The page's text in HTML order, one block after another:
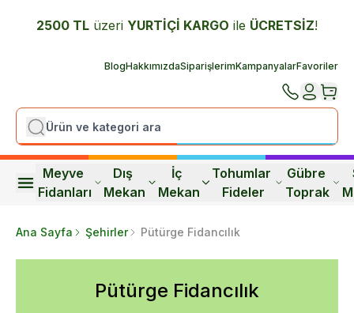
2500 TL üzeri YURTİÇİ KARGO ile ÜCRETSİZ!
BlogHakkımızdaSiparişlerimKampanyalarFavoriler
Meyve
Fidanları
Dış
Mekan
İç
Mekan
Tohumlar
Fideler
Gübre
Toprak
Ana Sayfa Şehirler Pütürge Fidancılık
Pütürge Fidancılık